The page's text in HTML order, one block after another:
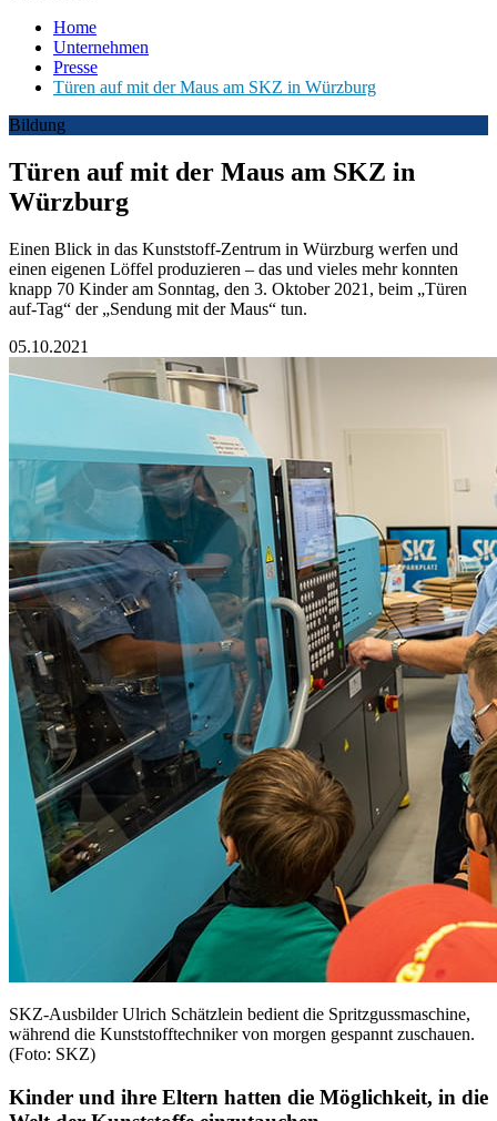
Home
Unternehmen
Presse
Türen auf mit der Maus am SKZ in Würzburg
Bildung
Türen auf mit der Maus am SKZ in
Würzburg
Einen Blick in das Kunststoff-Zentrum in Würzburg werfen und
einen eigenen Löffel produzieren – das und vieles mehr konnten
knapp 70 Kinder am Sonntag, den 3. Oktober 2021, beim „Türen
auf-Tag“ der „Sendung mit der Maus“ tun.
05.10.2021
SKZ-Ausbilder Ulrich Schätzlein bedient die Spritzgussmaschine,
während die Kunststofftechniker von morgen gespannt zuschauen.
(Foto: SKZ)
Kinder und ihre Eltern hatten die Möglichkeit, in die